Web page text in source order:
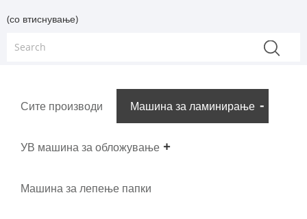
(со втиснување)
Сите производи Машина за ламинирање
УВ машина за обложување
Машина за лепење папки